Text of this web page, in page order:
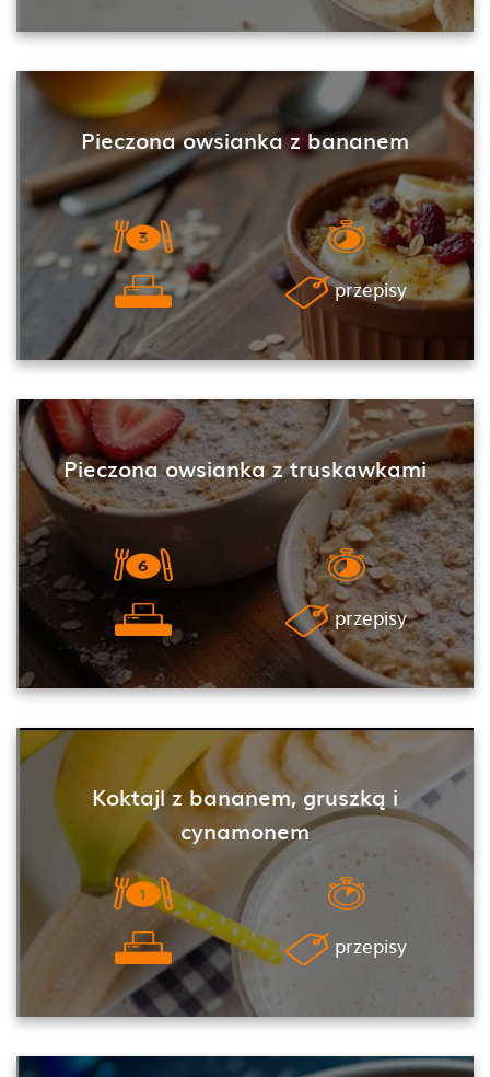
Pieczona owsianka z bananem
przepisy
Pieczona owsianka z truskawkami
przepisy
Koktajl z bananem, gruszką i
cynamonem
przepisy